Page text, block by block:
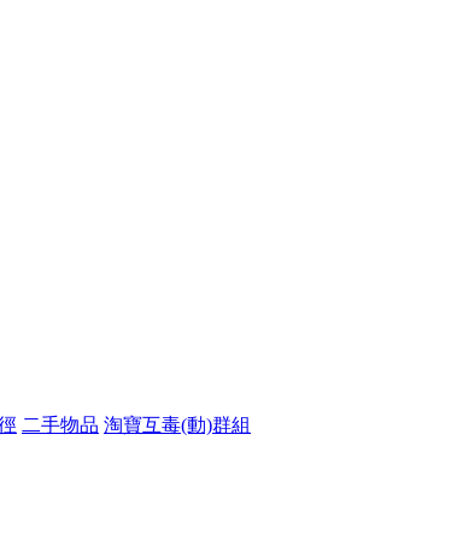
二手物品 淘寶互毒(動)群組